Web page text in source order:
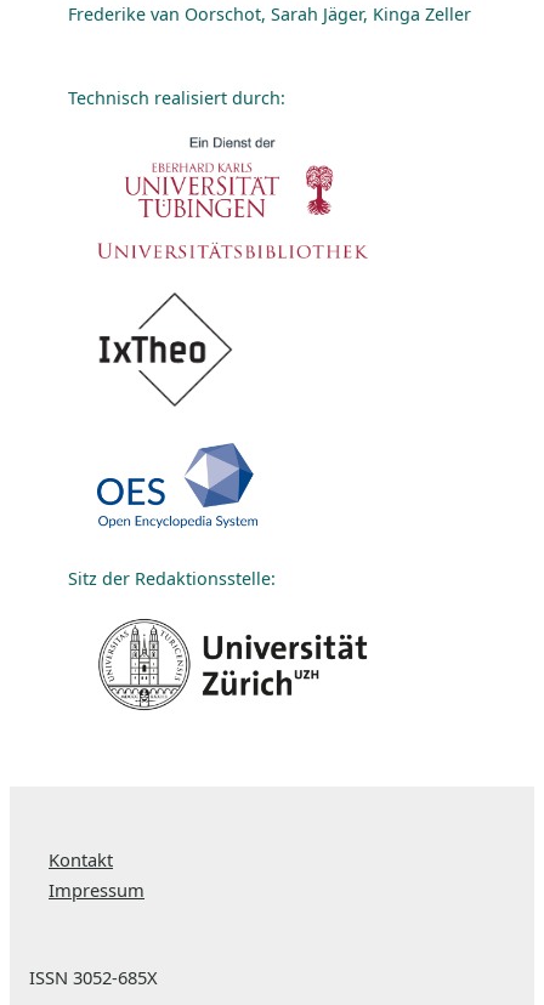
Frederike van Oorschot, Sarah Jäger, Kinga Zeller
Technisch realisiert durch:
Sitz der Redaktionsstelle:
Kontakt
Impressum
ISSN 3052-685X